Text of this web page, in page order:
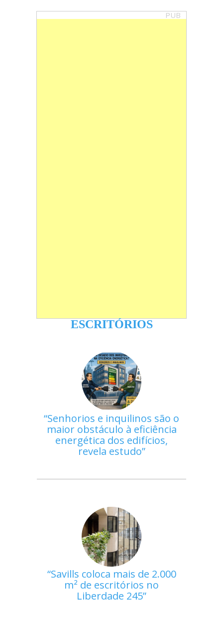
PUB
ESCRITÓRIOS
Senhorios e inquilinos são o
maior obstáculo à eficiência
energética dos edifícios,
revela estudo
Savills coloca mais de 2.000
m² de escritórios no
Liberdade 245